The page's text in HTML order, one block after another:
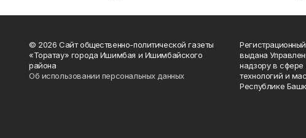
© 2026 Сайт общественно-политической газеты
«Торатау» города Ишимбая и Ишимбайского
района
Об использовании персональных данных
выдана
надзору в
технологий и
Республике